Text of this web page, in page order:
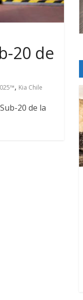
20 de
, Kia Chile
20 de la